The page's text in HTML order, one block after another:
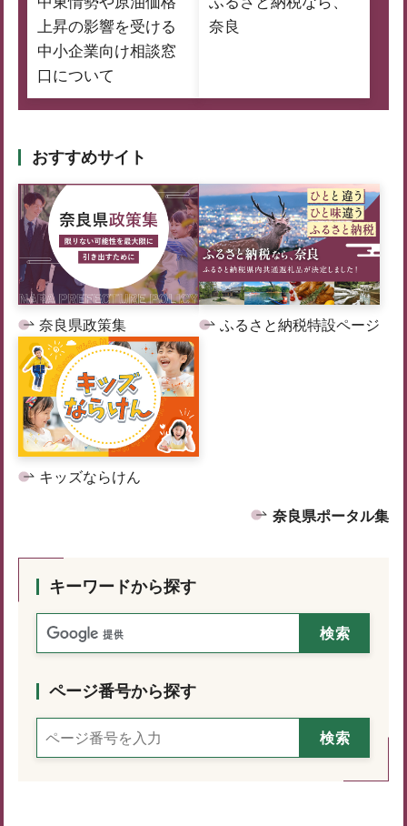
上昇の影響を受ける
中小企業向け相談窓
口について
奈良
おすすめサイト
奈良県政策集 ふるさと納税特設ページ
キッズならけん
奈良県ポータル集
キーワードから探す
ページ番号から探す